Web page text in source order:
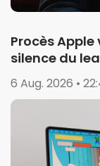
Procès Apple
silence du
6 Aug. 2026 •